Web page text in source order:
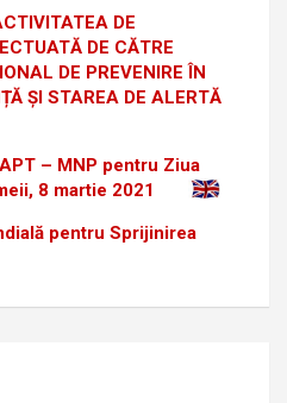
DE
DE CĂTRE
DE PREVENIRE ÎN
ȘI STAREA DE ALERTĂ
– MNP pentru Ziua
8 martie 2021
pentru Sprijinirea